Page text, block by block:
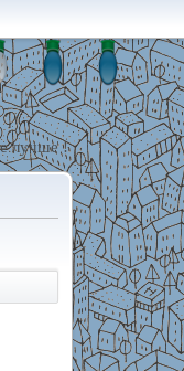
лучше !